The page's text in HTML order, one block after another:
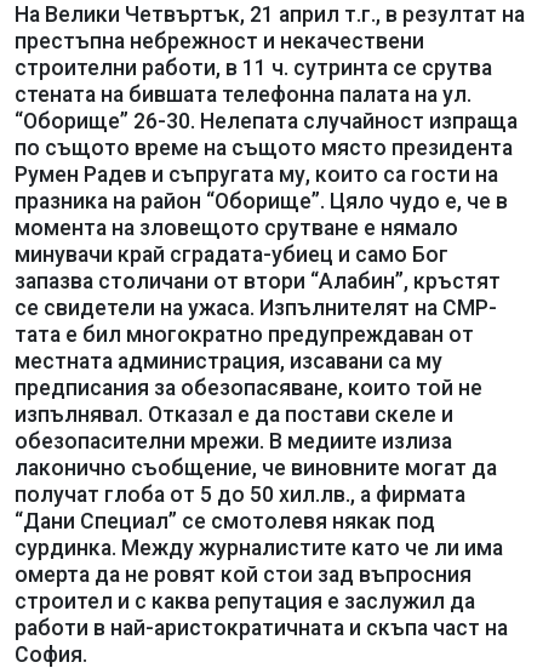
На Велики Четвъртък, 21 април т.г., в резултат на
престъпна небрежност и некачествени
строителни работи, в 11 ч. сутринта се срутва
стената на бившата телефонна палата на ул.
“Оборище” 26-30. Нелепата случайност изпраща
по същото време на същото място президента
Румен Радев и съпругата му, които са гости на
празника на район “Оборище”. Цяло чудо е, че в
момента на зловещото срутване е нямало
минувачи край сградата-убиец и само Бог
запазва столичани от втори “Алабин”, кръстят
се свидетели на ужаса. Изпълнителят на СМР-
тата е бил многократно предупреждаван от
местната администрация, изсавани са му
предписания за обезопасяване, които той не
изпълнявал. Отказал е да постави скеле и
обезопасителни мрежи. В медиите излиза
лаконично съобщение, че виновните могат да
получат глоба от 5 до 50 хил.лв., а фирмата
“Дани Специал” се смотолевя някак под
сурдинка. Между журналистите като че ли има
омерта да не ровят кой стои зад въпросния
строител и с каква репутация е заслужил да
работи в най-аристократичната и скъпа част на
София.